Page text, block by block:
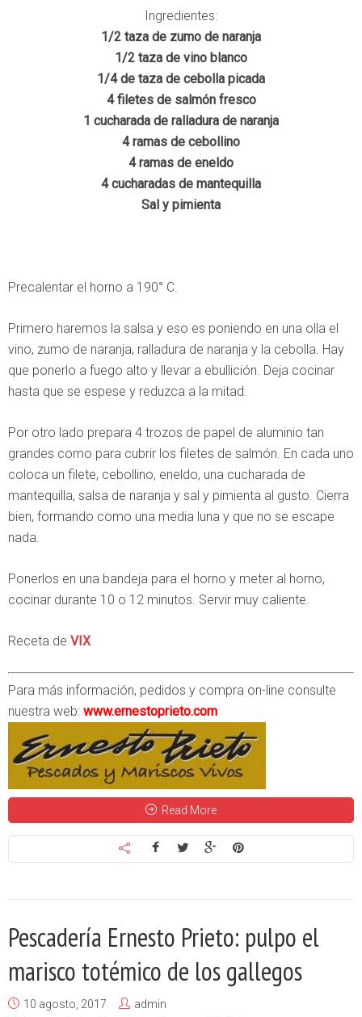
Ingredientes:
1/2 taza de zumo de naranja
1/2 taza de vino blanco
1/4 de taza de cebolla picada
4 filetes de salmón fresco
1 cucharada de ralladura de naranja
4 ramas de cebollino
4 ramas de eneldo
4 cucharadas de mantequilla
Sal y pimienta
Precalentar el horno a 190° C.
Primero haremos la salsa y eso es poniendo en una olla el
vino, zumo de naranja, ralladura de naranja y la cebolla. Hay
que ponerlo a fuego alto y llevar a ebullición. Deja cocinar
hasta que se espese y reduzca a la mitad.
Por otro lado prepara 4 trozos de papel de aluminio tan
grandes como para cubrir los filetes de salmón. En cada uno
coloca un filete, cebollino, eneldo, una cucharada de
mantequilla, salsa de naranja y sal y pimienta al gusto. Cierra
bien, formando como una media luna y que no se escape
nada.
Ponerlos en una bandeja para el horno y meter al horno,
cocinar durante 10 o 12 minutos. Servir muy caliente.
Receta de VIX
Para más información, pedidos y compra on-line consulte
nuestra web: www.ernestoprieto.com
Read More
Pescadería Ernesto Prieto: pulpo el
marisco totémico de los gallegos
10 agosto, 2017
admin